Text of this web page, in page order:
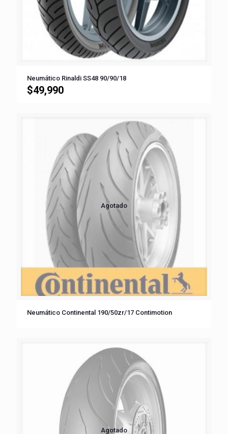
Neumático Rinaldi SS48 90/90/18
$49,990
Agotado
Neumático Continental 190/50zr/17 Contimotion
Agotado